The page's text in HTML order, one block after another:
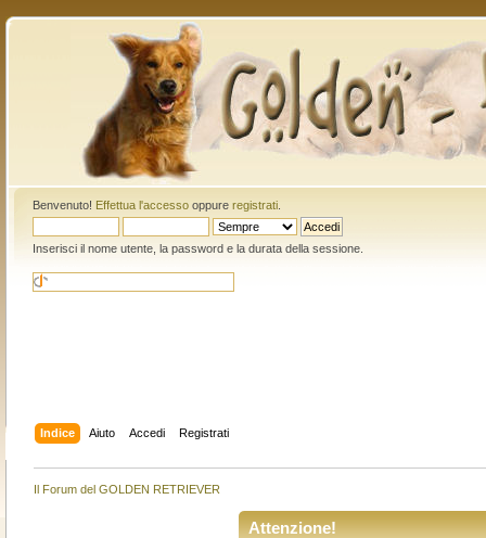
Benvenuto! Effettua l'accessooppure registrati.
Inserisci il nome utente, la password e la durata della sessione.
Indice Aiuto Accedi Registrati
Il Forum del GOLDEN RETRIEVER
Attenzione!